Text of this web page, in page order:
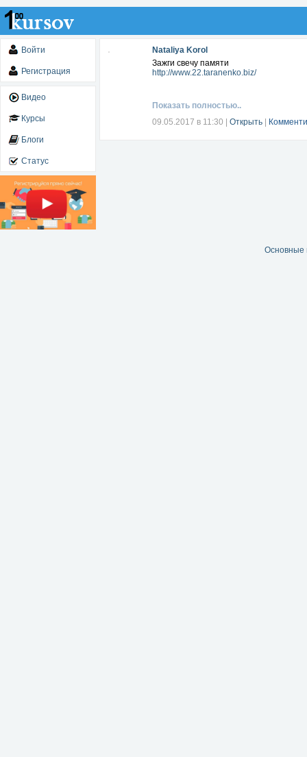
Войти
Регистрация
Видео
Курсы
Блоги
Статус
Nataliya Korol
Зажги свечу памяти
http://www.22.taranenko.biz/
Показать полностью..
09.05.2017 в 11:30
Открыть
Основные